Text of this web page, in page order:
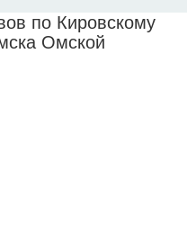
по Кировскому
Омской